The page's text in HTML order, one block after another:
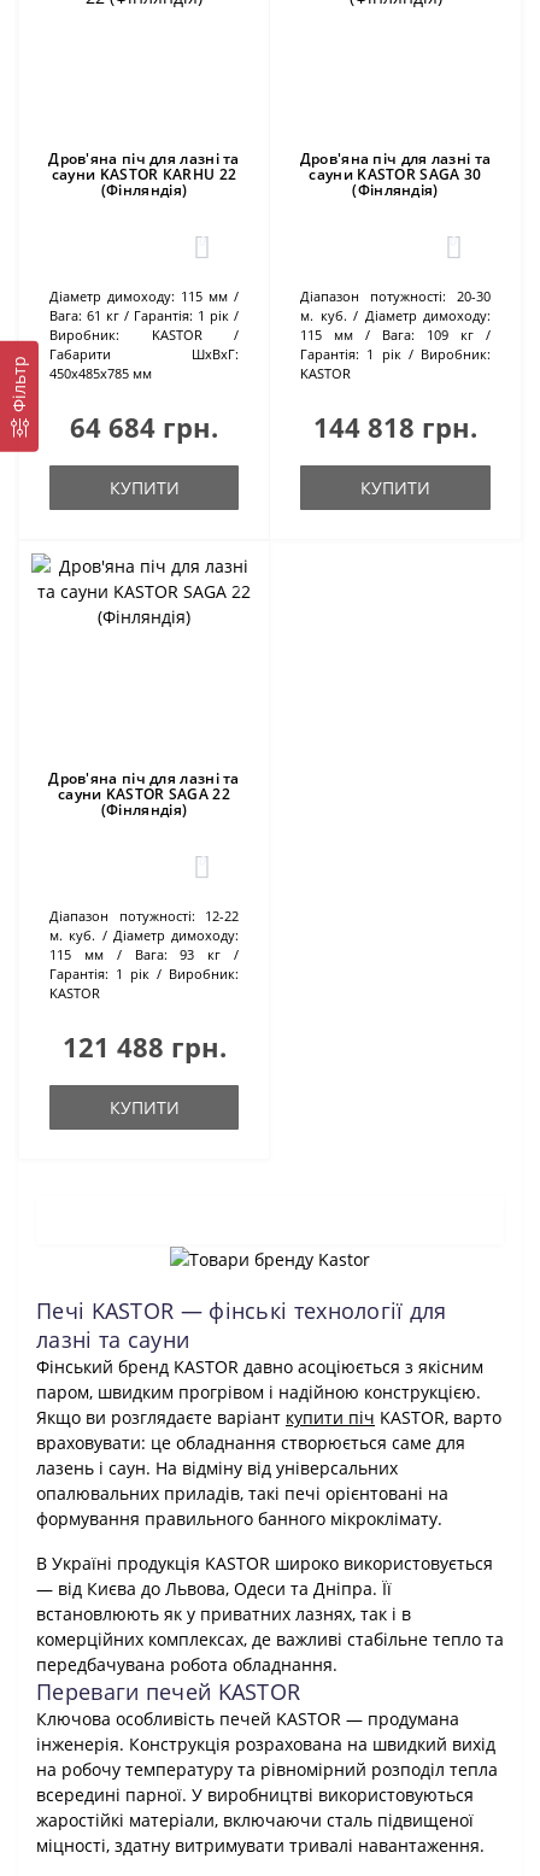
Фільтр
Дров'яна піч для лазні та
сауни KASTOR КARHU 22
(Фінляндія)
0
Діаметр димоходу: 115 мм
Вага: 61 кг Гарантія: 1 рік
Виробник:
KASTOR
Габарити ШхВхГ:
450х485х785 мм
64 684 грн.
КУПИТИ
Дров'яна піч для лазні та
сауни KASTOR SAGA 30
(Фінляндія)
0
Діапазон потужності:
20-30
м. куб.
Діаметр димоходу:
115 мм
Вага:
109 кг
Гарантія: 1 рік
Виробник:
KASTOR
144 818 грн.
КУПИТИ
Дров'яна піч для лазні та
сауни KASTOR SAGA 22
(Фінляндія)
0
Діапазон потужності:
12-22
м. куб.
Діаметр димоходу:
115 мм
Вага:
93 кг
Гарантія: 1 рік
Виробник:
KASTOR
121 488 грн.
КУПИТИ
Печі KASTOR — фінські технології для
лазні та сауни
Фінський бренд KASTOR давно асоціюється з якісним
паром, швидким прогрівом і надійною конструкцією.
Якщо ви розглядаєте варіант купити піч KASTOR, варто
враховувати: це обладнання створюється саме для
лазень і саун. На відміну від універсальних
опалювальних приладів, такі печі орієнтовані на
формування правильного банного мікроклімату.
В Україні продукція KASTOR широко використовується
— від Києва до Львова, Одеси та Дніпра. Її
встановлюють як у приватних лазнях, так і в
комерційних комплексах, де важливі стабільне тепло та
передбачувана робота обладнання.
Переваги печей KASTOR
Ключова особливість печей KASTOR — продумана
інженерія. Конструкція розрахована на швидкий вихід
на робочу температуру та рівномірний розподіл тепла
всередині парної. У виробництві використовуються
жаростійкі матеріали, включаючи сталь підвищеної
міцності, здатну витримувати тривалі навантаження.